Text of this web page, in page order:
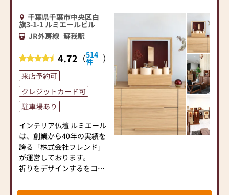
千葉県千葉市中央区白
旗3-1-1 ルミエールビル
JR外房線 蘇我駅
4.72 （514
件 ）
来店予約可
クレジットカード可
駐車場あり
インテリア仏壇 ルミエール
は、創業から40年の実績を
誇る「株式会社フレンド」
が運営しております。
祈りをデザインするをコン
チを提案しております。